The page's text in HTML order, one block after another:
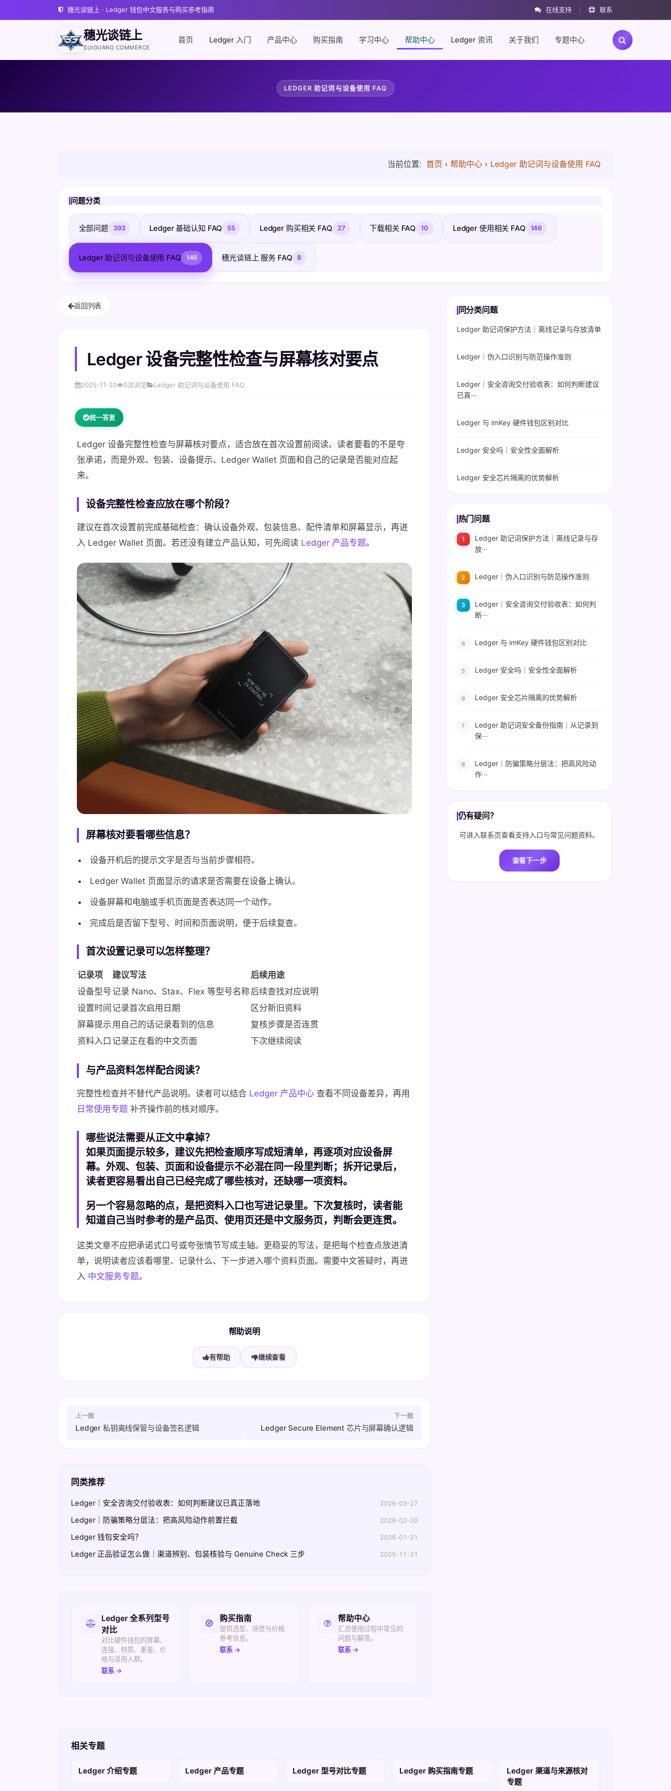
穗光谈链上 · Ledger 钱包中文服务与购买参考指南 在线支持 联系
穗光谈链上
SUIGUANG COMMERCE
首页 Ledger 入门 产品中心 购买指南 学习中心 帮助中心 Ledger 资讯 关于我们 专题中心
LEDGER 助记词与设备使用 FAQ
当前位置: 首页 › 帮助中心 › Ledger 助记词与设备使用 FAQ
问题分类
全部问题 393 Ledger 基础认知 FAQ 55 Ledger 购买相关 FAQ 27 下载相关 FAQ 10 Ledger 使用相关 FAQ 146
Ledger 助记词与设备使用 FAQ 146 穗光谈链上 服务 FAQ 8
返回列表
Ledger 设备完整性检查与屏幕核对要点
2025-11-20 0次浏览 Ledger 助记词与设备使用 FAQ
统一答复
Ledger 设备完整性检查与屏幕核对要点，适合放在首次设置前阅读。读者要看的不是夸
张承诺，而是外观、包装、设备提示、Ledger Wallet 页面和自己的记录是否能对应起
来。
设备完整性检查应放在哪个阶段？
建议在首次设置前完成基础检查：确认设备外观、包装信息、配件清单和屏幕显示，再进
入 Ledger Wallet 页面。若还没有建立产品认知，可先阅读 Ledger 产品专题。
屏幕核对要看哪些信息？
设备开机后的提示文字是否与当前步骤相符。
Ledger Wallet 页面显示的请求是否需要在设备上确认。
设备屏幕和电脑或手机页面是否表达同一个动作。
完成后是否留下型号、时间和页面说明，便于后续复查。
首次设置记录可以怎样整理？
记录项 建议写法
后续用途
设备型号记录 Nano、Stax、Flex 等型号名称 后续查找对应说明
设置时间 记录首次启用日期
区分新旧资料
屏幕提示 用自己的话记录看到的信息
复核步骤是否连贯
资料入口 记录正在看的中文页面 下次继续阅读
与产品资料怎样配合阅读？
完整性检查并不替代产品说明。读者可以结合 Ledger 产品中心 查看不同设备差异，再用
日常使用专题 补齐操作前的核对顺序。
哪些说法需要从正文中拿掉？
如果页面提示较多，建议先把检查顺序写成短清单，再逐项对应设备屏
幕。外观、包装、页面和设备提示不必混在同一段里判断；拆开记录后，
读者更容易看出自己已经完成了哪些核对，还缺哪一项资料。
另一个容易忽略的点，是把资料入口也写进记录里。下次复核时，读者能
知道自己当时参考的是产品页、使用页还是中文服务页，判断会更连贯。
这类文章不应把承诺式口号或夸张情节写成主轴。更稳妥的写法，是把每个检查点放进清
单，说明读者应该看哪里、记录什么、下一步进入哪个资料页面。需要中文答疑时，再进
入 中文服务专题。
帮助说明
有帮助 继续查看
上一题
Ledger 私钥离线保管与设备签名逻辑
下一题
Ledger Secure Element 芯片与屏幕确认逻辑
同类推荐
Ledger｜安全咨询交付验收表：如何判断建议已真正落地 2026-03-27
Ledger｜防骗策略分层法：把高风险动作前置拦截 2026-02-20
Ledger 钱包安全吗？ 2026-01-21
Ledger 正品验证怎么做｜渠道辨别、包装核验与 Genuine Check 三步 2025-11-21
相关入口
Ledger 全系列型号
对比
对比硬件钱包的屏幕、
连接、材质、重量、价
格与适用人群。
联系 →
购买指南
提供选型、场景与价格
参考信息。
联系 →
帮助中心
汇总使用过程中常见的
问题与解答。
联系 →
同分类问题
Ledger 助记词保护方法｜离线记录与存放清单
Ledger｜伪入口识别与防范操作准则
Ledger｜安全咨询交付验收表：如何判断建议
已真···
Ledger 与 imKey 硬件钱包区别对比
Ledger 安全吗｜安全性全面解析
Ledger 安全芯片隔离的优势解析
热门问题
Ledger 助记词保护方法｜离线记录与存
放···
Ledger｜伪入口识别与防范操作准则
Ledger｜安全咨询交付验收表：如何判
断···
Ledger 与 imKey 硬件钱包区别对比
Ledger 安全吗｜安全性全面解析
Ledger 安全芯片隔离的优势解析
Ledger 助记词安全备份指南｜从记录到
保···
Ledger｜防骗策略分层法：把高风险动
作···
仍有疑问？
可进入联系页查看支持入口与常见问题资料。
查看下一步
相关专题
Ledger 介绍专题 Ledger 产品专题 Ledger 型号对比专题 Ledger 购买指南专题
Ledger 渠道与来源核对
专题